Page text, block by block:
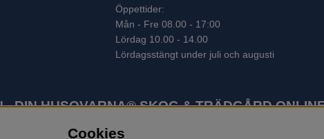
Öppettider:
Mån - Fre 08.00 - 17:00
Lördag 10.00 - 14.00
Lördagsstängt under juli och augusti
- DIN HUSQVARNA® SKOG & TRÄDGÅRD
och trädgårdsmaskiner. I sortimentet finns bl.a.
Cookies